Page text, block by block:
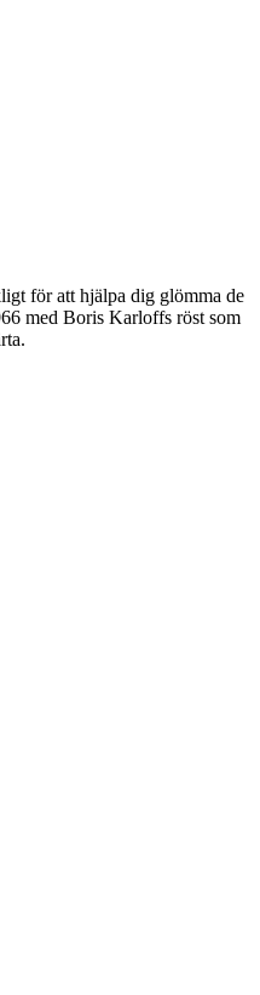
för att hjälpa dig glömma de
med Boris Karloffs röst som